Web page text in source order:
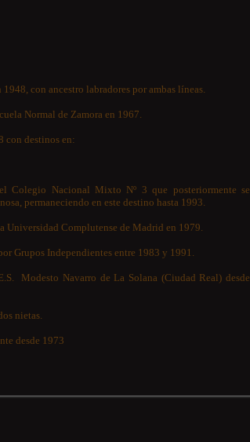
con ancestro labradores por ambas líneas.
Normal de Zamora en 1967.
con destinos en:
Colegio Nacional Mixto Nº 3 que posteriormente se
permaneciendo en este destino hasta 1993.
Universidad Complutense de Madrid en 1979.
Grupos Independientes entre 1983 y 1991.
Modesto Navarro de La Solana (Ciudad Real) desde
nietas.
desde 1973